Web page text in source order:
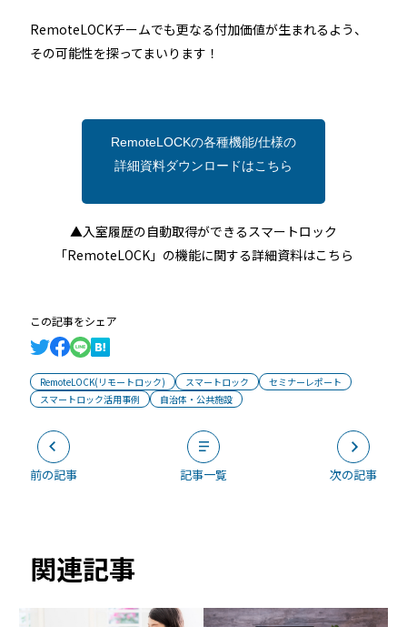
RemoteLOCKチームでも更なる付加価値が生まれるよう、
その可能性を探ってまいります！
RemoteLOCKの各種機能/仕様の
詳細資料ダウンロードはこちら
▲入室履歴の自動取得ができるスマートロック
「RemoteLOCK」の機能に関する詳細資料はこちら
この記事をシェア
RemoteLOCK(リモートロック) スマートロック
セミナーレポート
スマートロック活用事例
自治体・公共施設
前の記事 記事一覧 次の記事
関連記事